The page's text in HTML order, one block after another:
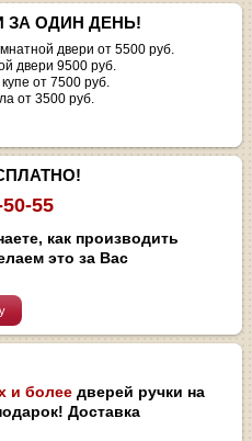
ЗА ОДИН ДЕНЬ!
двери от 5500 руб.
двери 9500 руб.
от 7500 руб.
от 3500 руб.
55
как производить
это за Вас
и более дверей ручки на
Доставка